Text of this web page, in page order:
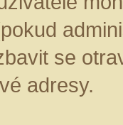
se
adresy.